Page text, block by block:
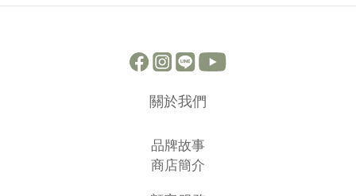
關於我們
品牌故事
商店簡介